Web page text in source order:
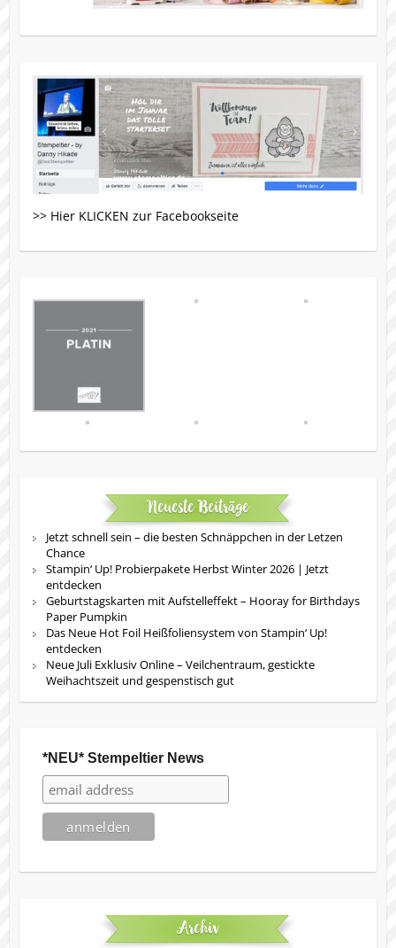
>> Hier KLICKEN zur Facebookseite
Neueste Beiträge
Jetzt schnell sein – die besten Schnäppchen in der Letzen
Chance
Stampin‘ Up! Probierpakete Herbst Winter 2026 | Jetzt
entdecken
Geburtstagskarten mit Aufstelleffekt – Hooray for Birthdays
Paper Pumpkin
Das Neue Hot Foil Heißfoliensystem von Stampin‘ Up!
entdecken
Neue Juli Exklusiv Online – Veilchentraum, gestickte
Weihachtszeit und gespenstisch gut
*NEU* Stempeltier News
Archiv